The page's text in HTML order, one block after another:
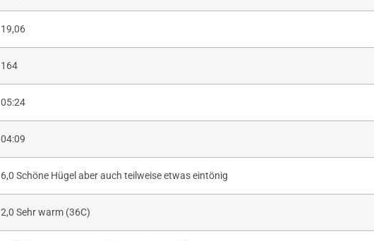
19,06
164
05:24
04:09
6,0 Schöne Hügel aber auch teilweise etwas eintönig
2,0 Sehr warm (36C)